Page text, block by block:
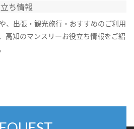
ち情報
、出張・観光旅行・おすすめのご利用
高知のマンスリーお役立ち情報をご紹